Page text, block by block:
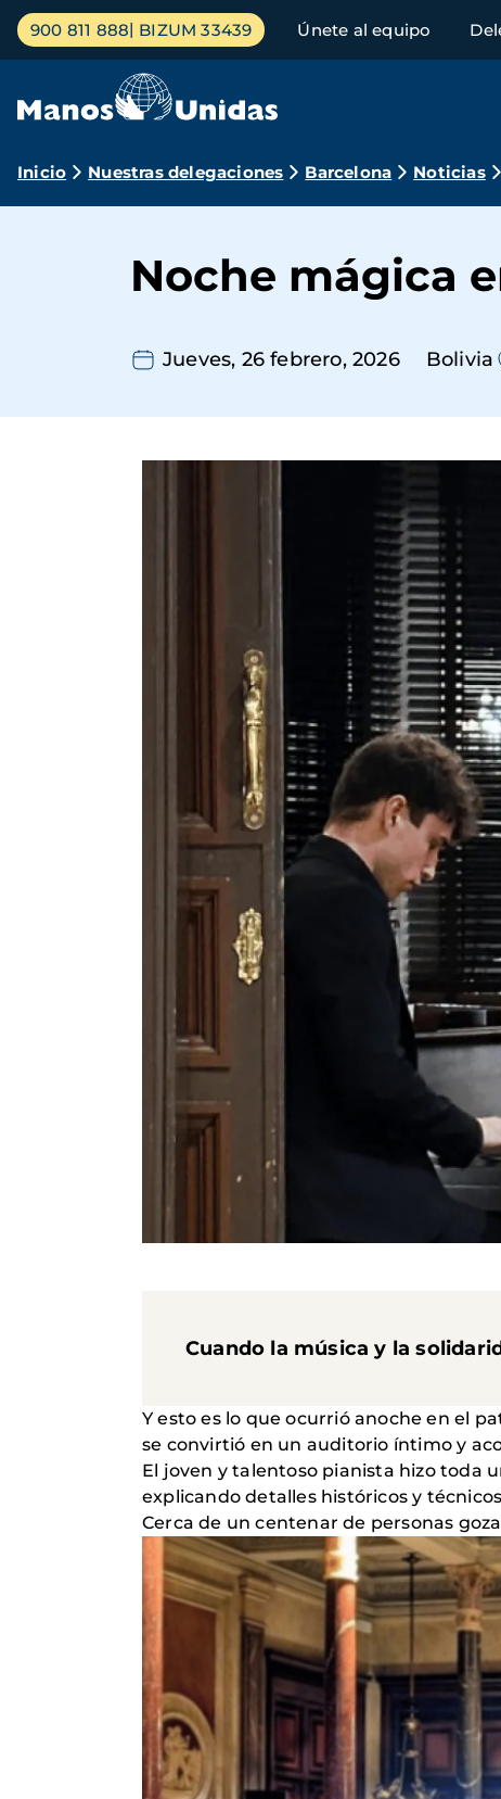
Pasar
contenido
Menú
principal
900 811 888 BIZUM 33439 Únete al equipo
Ruta
navegación
Inicio Nuestras delegaciones Barcelona Noticias
Noche mágica
Jueves, 26 febrero, 2026 Bolivia
Cuando la música y la
Y esto es lo que ocurrió anoche en el
se convirtió en un auditorio íntimo y
El joven y talentoso pianista hizo toda
explicando detalles históricos y
Cerca de un centenar de personas